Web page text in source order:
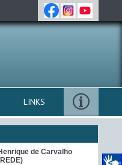
LINKS
de Carvalho